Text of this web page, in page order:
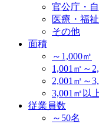
官公庁・
医療・福祉
その他
面積
～1,000㎡
1,001㎡～
2,001㎡～
3,001㎡以
従業員数
～50名